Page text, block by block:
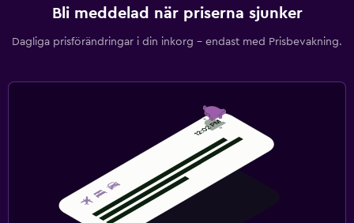
Bli meddelad när priserna sjunker
Dagliga prisförändringar i din inkorg – endast med Prisbevakning.